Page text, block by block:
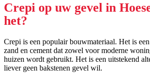
Crepi op uw gevel in
het?
Crepi is een populair bouwmateriaal. Het is
zand en cement dat zowel voor moderne
huizen wordt gebruikt. Het is een uitstekend
liever geen bakstenen gevel wil.